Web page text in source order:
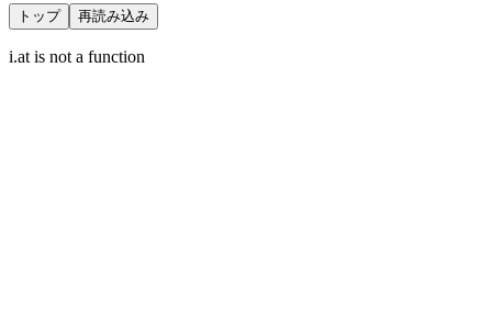
トップ 再読み込み
i.at is not a function